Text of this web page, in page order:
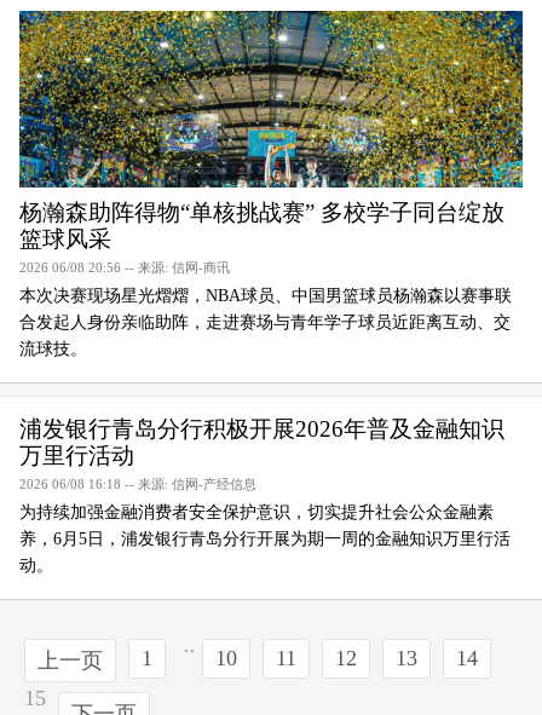
杨瀚森助阵得物“单核挑战赛” 多校学子同台绽放
篮球风采
2026 06/08 20:56 -- 来源: 信网-商讯
本次决赛现场星光熠熠，NBA球员、中国男篮球员杨瀚森以赛事联
合发起人身份亲临助阵，走进赛场与青年学子球员近距离互动、交
流球技。
浦发银行青岛分行积极开展2026年普及金融知识
万里行活动
2026 06/08 16:18 -- 来源: 信网-产经信息
为持续加强金融消费者安全保护意识，切实提升社会公众金融素
养，6月5日，浦发银行青岛分行开展为期一周的金融知识万里行活
动。
上一页 1
..
10 11 12 13
14
15